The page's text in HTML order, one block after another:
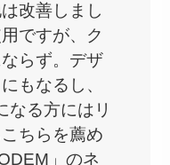
改善しまし
ですが、ク
らず。デザ
もなるし、
なる方にはリ
ちらを薦め
」のネ